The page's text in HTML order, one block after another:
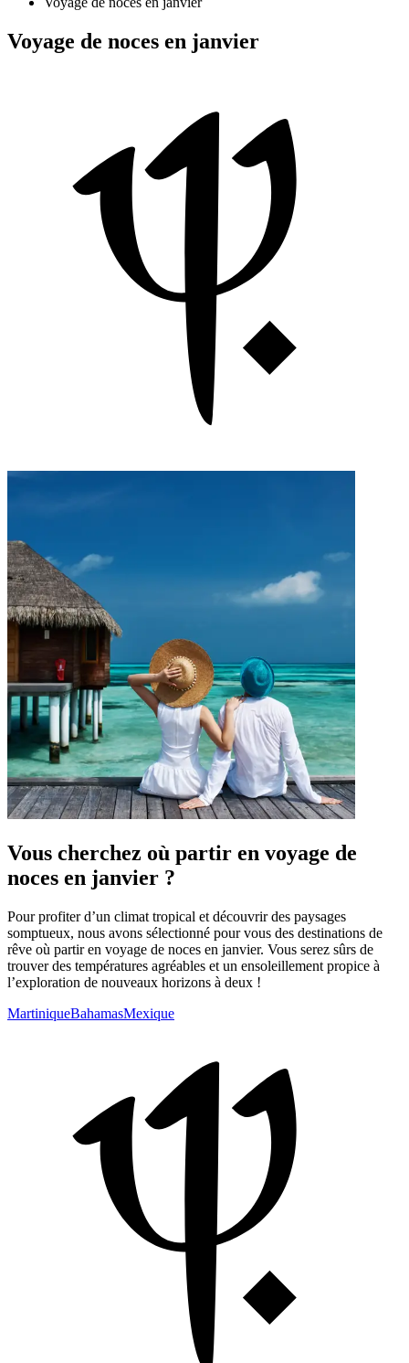
Voyage de noces en janvier
Vous cherchez où partir en voyage de
noces en janvier ?
Pour profiter d’un climat tropical et découvrir des paysages
somptueux, nous avons sélectionné pour vous des destinations de
rêve où partir en voyage de noces en janvier. Vous serez sûrs de
trouver des températures agréables et un ensoleillement propice à
l’exploration de nouveaux horizons à deux !
MartiniqueBahamasMexique